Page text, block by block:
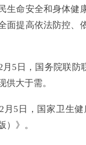
生命安全和身体健
面提高依法防控、
日，国务院联防
供大于需。
5日，国家卫生健
）》。